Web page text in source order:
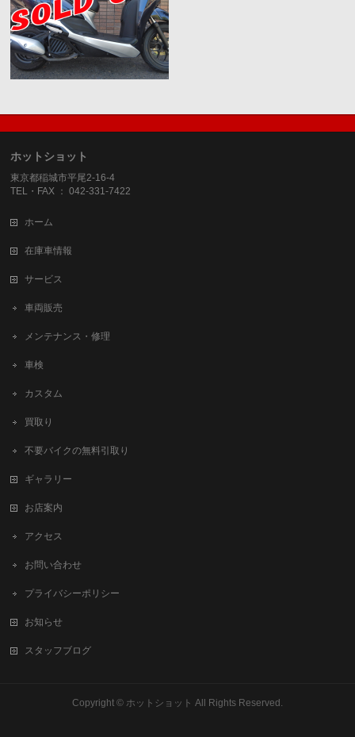
ホットショット
東京都稲城市平尾2-16-4
TEL・FAX ： 042-331-7422
ホーム
在庫車情報
サービス
車両販売
メンテナンス・修理
車検
カスタム
買取り
不要バイクの無料引取り
ギャラリー
お店案内
アクセス
お問い合わせ
プライバシーポリシー
お知らせ
スタッフブログ
Copyright © ホットショット All Rights Reserved.